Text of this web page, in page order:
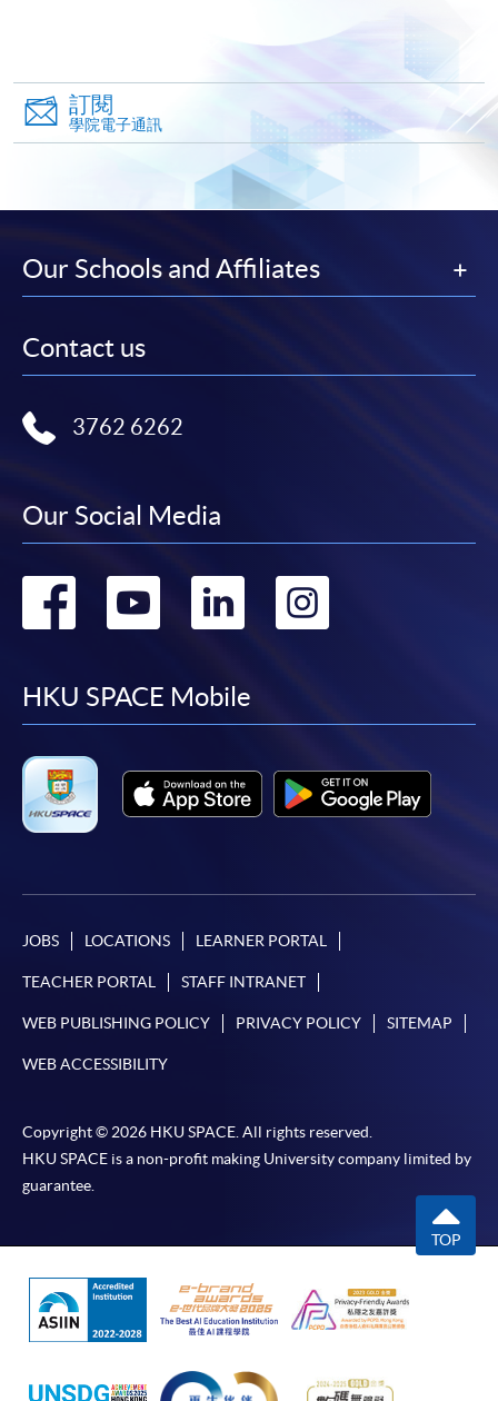
填寫網上報名表格
申請人可按該課程網頁的右上角的
圖示進入網上服務網頁，然
後按照指示填妥網上報名表格。
某些課程須甄選入學，並要求申請人上載課程網頁
繳交所需費用
申請人可使用以下方式繳交報名費或課程費用:
定繳費靈網上密碼。有關如何申請繳費靈戶口及密
碼，請瀏覽繳費靈網址http://www.ppshk.com 。
*信用咭網上繳費服務
- 申請人可以 VISA 或
Mastercard（包括「香港大學專業進修學院
學中心作付款安排。
如欲了解如何於網上報讀新課程及繳費，請瀏覽網上
程設有此服務，課程負責人會通知學員有關程序。
網上支付可通過「繳費靈」(PPS) (不適用於手機)、
VISA 或 Mastercard、「微信支付」(Online WeChat
Pay) 、「支付寶」(Online Alipay) 或 「轉數快」(FPS)
繳付學費。
親身報名/郵遞
訂閱
學院電子通訊
Our Schools and Affiliates
Contact us
3762 6262
Our Social Media
Go
facebook
Go
youtube
Go
linkedin
HKU SPACE Mobile
JOBS LOCATIONS LEARNER PORTAL
TEACHER PORTAL STAFF INTRANET
WEB PUBLISHING POLICY PRIVACY POLICY SITEMAP
WEB ACCESSIBILITY
Copyright © 2026 HKU SPACE. All rights reserved.
HKU SPACE is a non-profit making University company limited by
guarantee.
TOP